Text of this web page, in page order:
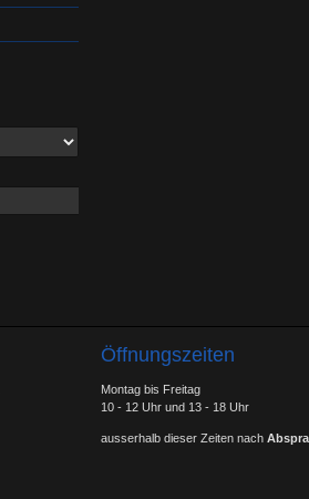
Öffnungszeiten
Montag bis Freitag
10 - 12 Uhr und 13 - 18 Uhr
ausserhalb dieser Zeiten nach